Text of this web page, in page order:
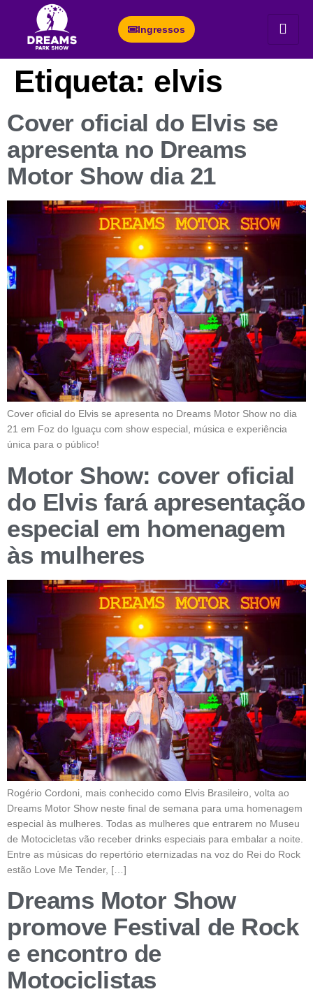
Ingressos
Etiqueta: elvis
Cover oficial do Elvis se
apresenta no Dreams
Motor Show dia 21
Cover oficial do Elvis se apresenta no Dreams Motor Show no dia
21 em Foz do Iguaçu com show especial, música e experiência
única para o público!
Motor Show: cover oficial
do Elvis fará apresentação
especial em homenagem
às mulheres
Rogério Cordoni, mais conhecido como Elvis Brasileiro, volta ao
Dreams Motor Show neste final de semana para uma homenagem
especial às mulheres. Todas as mulheres que entrarem no Museu
de Motocicletas vão receber drinks especiais para embalar a noite.
Entre as músicas do repertório eternizadas na voz do Rei do Rock
estão Love Me Tender, […]
Dreams Motor Show
promove Festival de Rock
e encontro de
Motociclistas